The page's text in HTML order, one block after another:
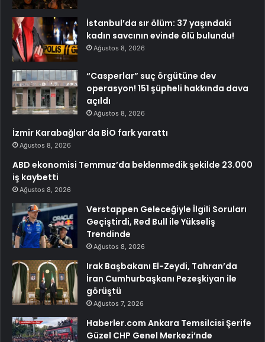
İstanbul’da sır ölüm: 37 yaşındaki
kadın savcının evinde ölü bulundu!
Ağustos 8, 2026
“Casperlar” suç örgütüne dev
operasyon! 151 şüpheli hakkında dava
açıldı
Ağustos 8, 2026
İzmir Karabağlar’da BİO fark yarattı
Ağustos 8, 2026
ABD ekonomisi Temmuz’da beklenmedik şekilde 23.000
iş kaybetti
Ağustos 8, 2026
Verstappen Geleceğiyle İlgili Soruları
Geçiştirdi, Red Bull ile Yükseliş
Trendinde
Ağustos 8, 2026
Irak Başbakanı El-Zeydi, Tahran’da
İran Cumhurbaşkanı Pezeşkiyan ile
görüştü
Ağustos 7, 2026
Haberler.com Ankara Temsilcisi Şerife
Güzel CHP Genel Merkezi’nde